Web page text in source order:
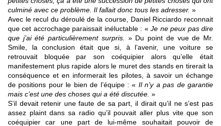
culminé avec ce problème. Il fallait donc tous les adresser. »
Avec le recul du déroulé de la course, Daniel Ricciardo reconnait
que cet accrochage paraissait inéluctable : «Je ne peux pas dire
que j’ai été particulièrement surpris.
» Du point de vue de Mr.
Smile, la conclusion était que si, à l’avenir, une voiture se
retrouvait bloquée par son coéquipier alors qu’elle était
manifestement plus rapide alors le muret des stands en tirerait la
conséquence et en informerait les pilotes, à savoir un échange
de positions pour le bien de l’équipe : « Il n’y a pas de garantie
mais c’est une des choses qui a été discutée. »
S’il devait retenir une faute de sa part, il dirait qu’il ne s’est pas
assez plaint dans sa radio qu’il pouvait aller plus vite que son
coéquipier car une part de lui-même souhaitait pouvoir de